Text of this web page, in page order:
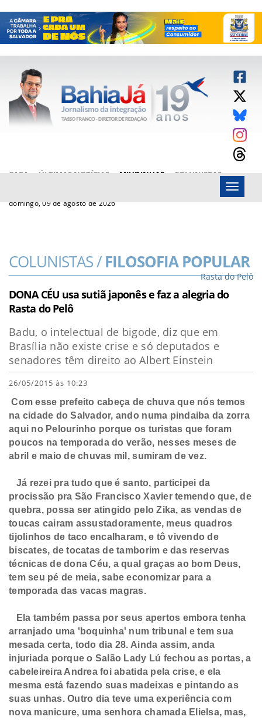
CAPA ÚLTIMAS NOTÍCIAS MIUDINHAS
COLUNISTAS
domingo, 09 de agosto de 2026
Menu
COLUNISTAS /FILOSOFIA POPULAR
Rasta do Pelô
DONA CÉU usa sutiã japonês e faz a alegria do
Rasta do Pelô
Badu, o intelectual de bigode, diz que em
Brasília não existe crise e só deputados e
senadores têm direito ao Albert Einstein
26/05/2015 às 10:23
Com esse prefeito cabeça de chuva que nós temos
na cidade do Salvador, ando numa pindaiba da zorra
aqui no Pelourinho porque os turistas que foram
poucos na temporada do verão, nesses meses de
abril e maio de chuvas mil, sumiram de vez.
Já rezei pra tudo que é santo, participei da
procissão pra São Francisco Xavier temendo que, de
quebra, possa ser atingido pelo Zika, as vendas de
toucas cairam assustadoramente, meus quadros
tijolinhos de taco encalharam, e tô vivendo de
biscates, de tocatas de tamborim e das reservas
técnicas de dona Céu, a qual graças ao bom Deus,
tem seu pé de meia, sabe economizar para a
temporada das vacas magras.
Ela também passa por seus apertos embora tenha
arranjado uma 'boquinha' num tribunal e tem sua
mesada certa, todo dia 28. Ainda assim, anda
injuriada porque o Salão Lady Lú fechou as portas, a
cabeleireira Andrea foi abatida pela crise, e ela
mesma está fazendo suas madeixas e pintando as
suas unhas. Outro dia teve uma experiência com
nova manicure, uma senhora chamada Elielsa, mas,